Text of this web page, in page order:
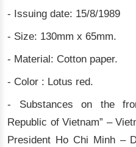
- Issuing date: 15/8/1989
- Size: 130mm x 65mm.
- Material: Cotton paper.
- Color : Lotus red.
- Substances on the
Republic of Vietnam” –
President Ho Chi Minh –